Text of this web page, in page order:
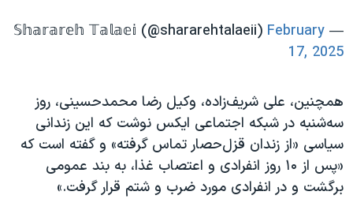
— 𝕊𝕙𝕒𝕣𝕒𝕣𝕖𝕙 𝕋𝕒𝕝𝕒𝕖𝕚 (@shararehtalaeii)
February
17, 2025
همچنین، علی شریف‌زاده، وکیل رضا محمدحسینی، روز
سه‌شنبه در شبکه اجتماعی ایکس نوشت که این زندانی
سیاسی «از زندان قزل‌حصار تماس گرفته» و گفته است که
«پس از ۱۰ روز انفرادی و اعتصاب غذا، به بند عمومی
برگشت و در انفرادی مورد ضرب و شتم قرار گرفت.»